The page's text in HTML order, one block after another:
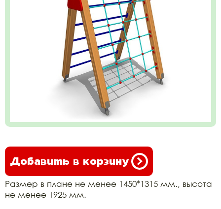
Добавить в корзину
Размер в плане не менее 1450*1315 мм., высота
не менее 1925 мм.